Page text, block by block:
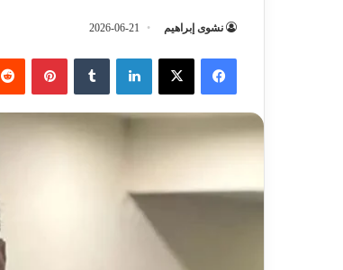
نشوى إبراهيم 2026-06-21
فيسبوك ‫X لينكدإن بينتيريست